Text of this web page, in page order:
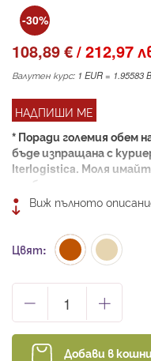
-30%
108,89 €/212,97
Валутен курс: 1 EUR = 1.95583
НАДПИШИ МЕ
* Поради големия обем
бъде изпращана с
Iterlogistica. Моля
ще бъде различна от
приключване на
180 см – изправен
Виж пълното
Цвят
Добави в